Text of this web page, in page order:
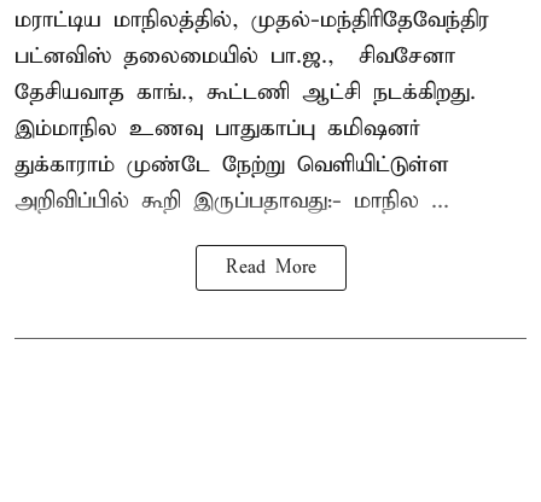
மராட்டிய மாநிலத்தில், முதல்-மந்திரிதேவேந்திர
பட்னவிஸ் தலைமையில் பா.ஜ., – சிவசேனா –
தேசியவாத காங்., கூட்டணி ஆட்சி நடக்கிறது.
இம்மாநில உணவு பாதுகாப்பு கமிஷனர்
துக்காராம் முண்டே நேற்று வெளியிட்டுள்ள
அறிவிப்பில் கூறி இருப்பதாவது:- மாநில ...
Read More